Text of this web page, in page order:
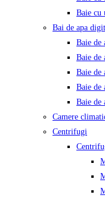
Baie cu
Bai de apa
Baie de
Baie de
Baie de
Baie de
Baie de
Camere
Centrifugi